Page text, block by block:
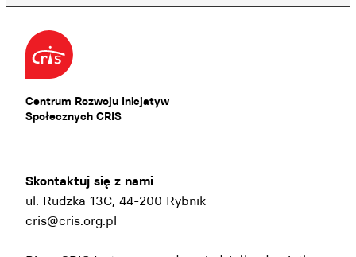
Centrum Rozwoju Inicjatyw
Społecznych CRIS
Skontaktuj się z nami
ul. Rudzka 13C, 44-200 Rybnik
cris@cris.org.pl